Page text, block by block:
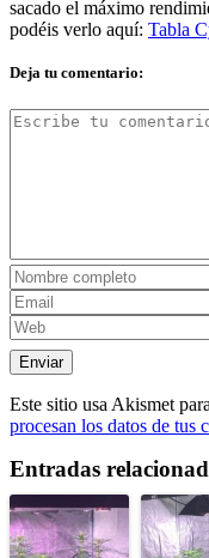
sacado el máximo
podéis verlo aquí: Tabla
Deja tu comentario:
Este sitio usa Akismet
procesan los datos de tus
Entradas